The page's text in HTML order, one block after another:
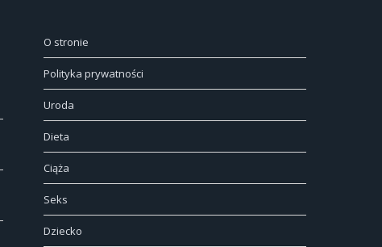
O stronie
Polityka prywatności
Uroda
Dieta
Ciąża
Seks
Dziecko